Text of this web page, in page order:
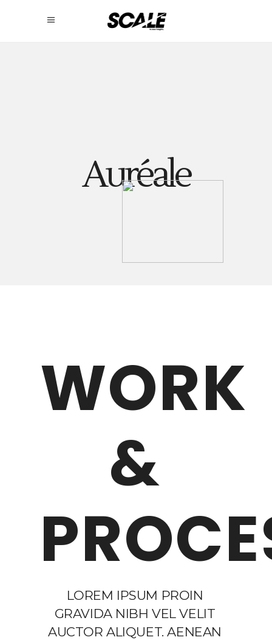
WORK
&
LOREM IPSUM PROIN
GRAVIDA NIBH VEL VELIT
AUCTOR ALIQUET. AENEAN